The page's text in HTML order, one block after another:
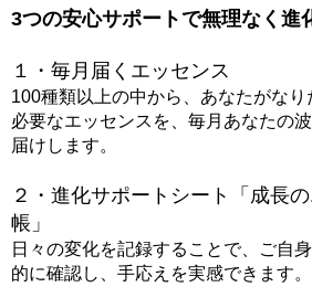
3つの安心サポートで無理なく進
１・毎月届くエッセンス
100種類以上の中から、あなたがな
必要なエッセンスを、毎月あなたの
届けします。
２・進化サポートシート「成長
帳」
日々の変化を記録することで、ご自
的に確認し、手応えを実感できます。